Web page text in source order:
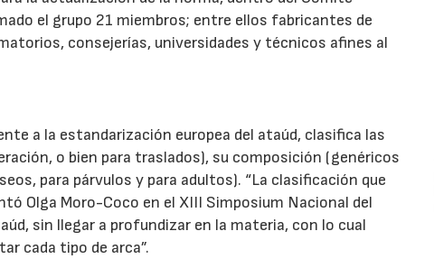
el grupo 21 miembros; entre ellos fabricantes de
consejerías, universidades y técnicos afines al
a la estandarización europea del ataúd, clasifica las
o bien para traslados), su composición (genéricos
para párvulos y para adultos). “La clasificación que
Olga Moro-Coco en el XIII Simposium Nacional del
sin llegar a profundizar en la materia, con lo cual
cada tipo de arca”.